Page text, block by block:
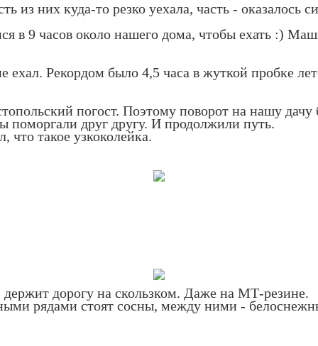
из них куда-то резко уехала, часть - оказалось
в 9 часов около нашего дома, чтобы ехать :)
ехал. Рекордом было 4,5 часа в жуткой пробке
погост. Поэтому поворот на нашу
друг другу. И продолжили путь.
такое узкоколейка.
дорогу на скользком. Даже на МТ-резине.
рядами стоят сосны, между ними -